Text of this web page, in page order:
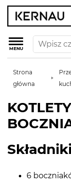
MENU
Strona
główna
6